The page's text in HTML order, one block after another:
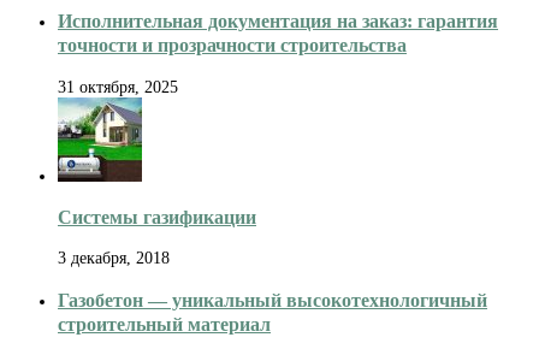
Исполнительная документация на заказ: гарантия
точности и прозрачности строительства
31 октября, 2025
Системы газификации
3 декабря, 2018
Газобетон — уникальный высокотехнологичный
строительный материал